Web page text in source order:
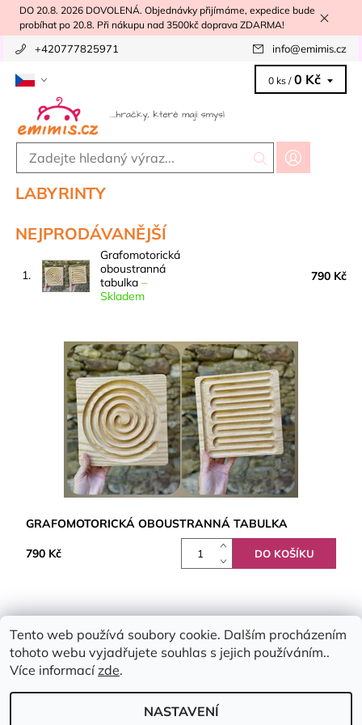
DO 20.8. 2026 DOVOLENÁ. Objednávky přijímáme, expedice bude
probíhat po 20.8. Při nákupu nad 3500kč doprava ZDARMA!
+420777825971 info@emimis.cz
0 ks / 0 Kč
LABYRINTY
NEJPRODÁVANĚJŠÍ
1.
Grafomotorická
oboustranná
tabulka –
Skladem
790 Kč
GRAFOMOTORICKÁ OBOUSTRANNÁ TABULKA
790 Kč
Tento web používá soubory cookie. Dalším procházením
tohoto webu vyjadřujete souhlas s jejich používáním..
Více informacízde.
NASTAVENÍ